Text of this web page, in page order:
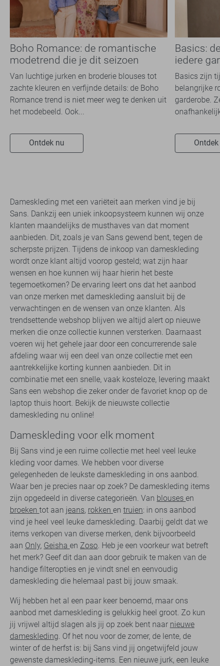
Boho Romance: de romantische
modetrend die je dit seizoen
overal ziet
Van luchtige jurken en broderie blouses tot
zachte kleuren en verfijnde details: de Boho
Romance trend is niet meer weg te denken uit
het modebeeld. Ook...
Ontdek nu
Basics:
iedere
Basics zijn
belangrijke
garderobe.
Dameskleding met een variëteit aan merken vind je bij
Sans. Dankzij een uniek inkoopsysteem kunnen wij onze
klanten maandelijks de musthaves van dat moment
aanbieden. Dit, zoals je van Sans gewend bent, tegen de
scherpste prijzen. Tijdens de inkoop van dameskleding
wordt onze klant altijd voorop gesteld; wat zijn haar
wensen en hoe kunnen wij haar hierin het beste
tegemoetkomen? De ervaring leert ons dat het aanbod
van onze merken met dameskleding aansluit bij de
verwachtingen en de wensen van onze klanten. Als
trendsettende webshop blijven we altijd alert op nieuwe
merken die onze collectie kunnen versterken. Daarnaast
voeren wij het gehele jaar door een concurrerende sale
afdeling waar wij een deel van onze collectie met een
aantrekkelijke korting kunnen aanbieden. Dit in
combinatie met een snelle, vaak kosteloze, levering maakt
Sans een webshop die zeker onder de favoriet knop op de
laptop thuis hoort. Bekijk de nieuwste collectie
dameskleding nu online!
Dameskleding voor elk moment
Bij Sans vind je een ruime collectie met heel veel leuke
kleding voor dames. We hebben voor diverse
gelegenheden de leukste dameskleding in ons aanbod.
Waar ben je precies naar op zoek? De dameskleding items
zijn opgedeeld in diverse categorieën. Van blouses en
broeken tot aan jeans, rokken en truien: in ons aanbod
vind je heel veel leuke dameskleding. Daarbij geldt dat we
items verkopen van diverse merken, denk bijvoorbeeld
aan Only, Geisha en Zoso. Heb je een voorkeur wat betreft
het merk? Geef dit dan aan door gebruik te maken van de
handige filteropties en je vindt snel en eenvoudig
dameskleding die helemaal past bij jouw smaak.
Wij hebben het al een paar keer benoemd, maar ons
aanbod met dameskleding is gelukkig heel groot. Zo kun
jij vrijwel altijd slagen als jij op zoek bent naar nieuwe
dameskleding. Of het nou voor de zomer, de lente, de
winter of de herfst is: bij Sans vind jij ongetwijfeld jouw
gewenste dameskleding-items. Een nieuwe jurk, een leuke